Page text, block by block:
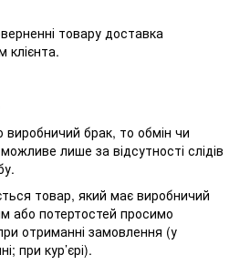
товару доставка
клієнта.
брак, то обмін чи
лише за відсутності слідів
товар, який має виробничий
або потертостей просимо
отриманні замовлення (у
при кур’єрі).